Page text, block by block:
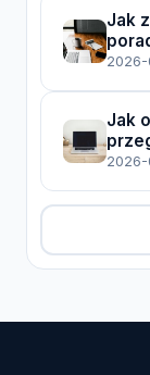
Jak
2026-
Jak
2026-